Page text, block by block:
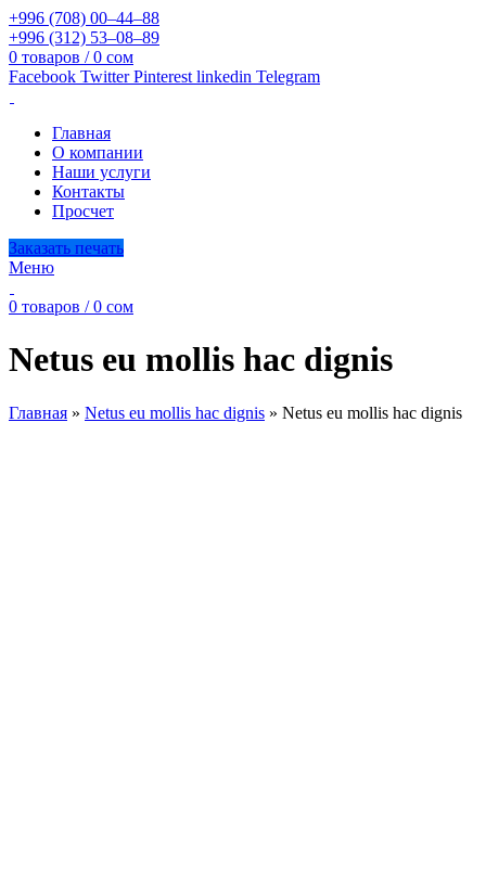
+996 (708) 00–44–88
+996 (312) 53–08–89
0 товаров / 0 сом
Facebook Twitter Pinterest linkedin Telegram
Главная
О компании
Наши услуги
Контакты
Просчет
Заказать печать
Меню
0 товаров / 0 сом
Netus eu mollis hac dignis
Главная » Netus eu mollis hac dignis » Netus eu mollis hac dignis